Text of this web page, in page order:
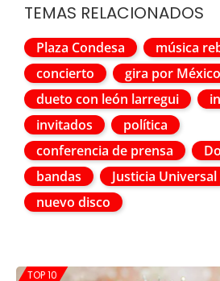
TEMAS RELACIONADOS
Plaza Condesa
música
concierto
gira por México
dueto con león larregui
invitados
política
conferencia de prensa
bandas
Justicia Universal
nuevo disco
TOP 10